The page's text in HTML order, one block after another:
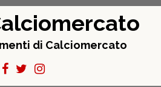
di Calciomercato